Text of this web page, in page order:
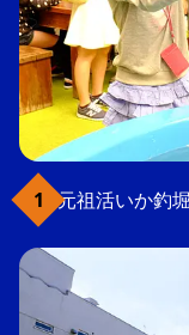
元祖活いか釣